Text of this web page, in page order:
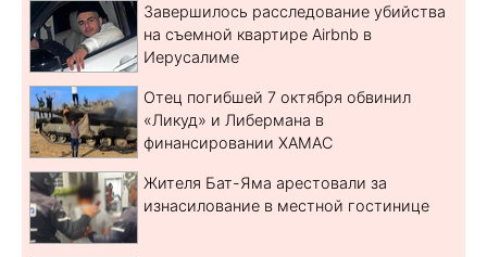
Завершилось расследование убийства
на съемной квартире Airbnb в
Иерусалиме
Отец погибшей 7 октября обвинил
«Ликуд» и Либермана в
финансировании ХАМАС
Жителя Бат-Яма арестовали за
изнасилование в местной гостинице